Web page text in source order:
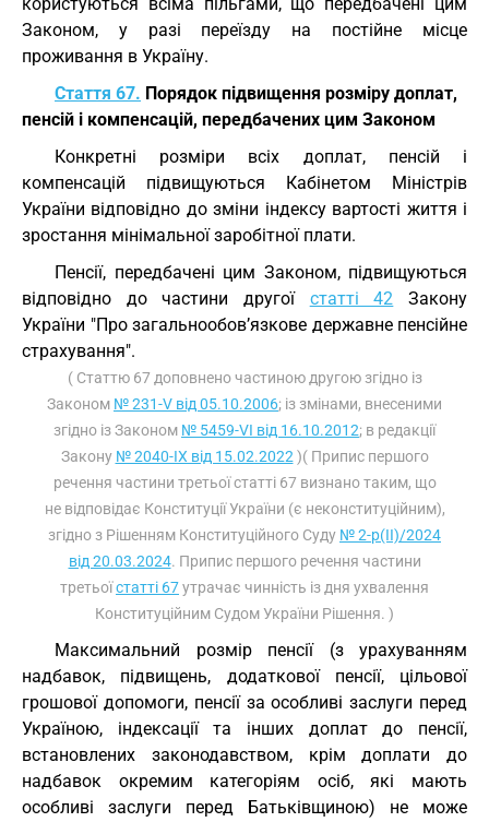
Законом, у разі переїзду на постійне місце
проживання в Україну.
Стаття 67. Порядок підвищення розміру доплат,
пенсій і компенсацій, передбачених цим Законом
Конкретні розміри всіх доплат, пенсій і
компенсацій підвищуються Кабінетом Міністрів
України відповідно до зміни індексу вартості життя і
зростання мінімальної заробітної плати.
Пенсії, передбачені цим Законом, підвищуються
відповідно до частини другої статті 42 Закону
України "Про загальнообов’язкове державне пенсійне
страхування".
( Статтю 67 доповнено частиною другою згідно із
Законом № 231-V від 05.10.2006; із змінами, внесеними
згідно із Законом № 5459-VI від 16.10.2012; в редакції
Закону № 2040-IX від 15.02.2022 )( Припис першого
речення частини третьої статті 67 визнано таким, що
не відповідає Конституції України (є неконституційним),
згідно з Рішенням Конституційного Суду № 2-р(II)/2024
від 20.03.2024. Припис першого речення частини
третьоїстатті 67утрачає чинність із дня ухвалення
Конституційним Судом України Рішення. )
Максимальний розмір пенсії (з урахуванням
надбавок, підвищень, додаткової пенсії, цільової
грошової допомоги, пенсії за особливі заслуги перед
Україною, індексації та інших доплат до пенсії,
встановлених законодавством, крім доплати до
надбавок окремим категоріям осіб, які мають
особливі заслуги перед Батьківщиною) не може